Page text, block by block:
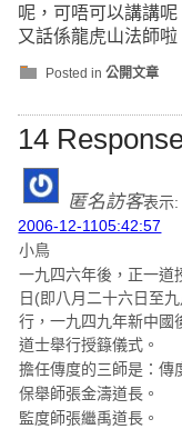
呢，可唔可以講講
又話係龍虎山法師啦
Posted in 公開文章
14
匿名訪客表示:
2006-12-1105:42:57
小鳥
一九四六年後，正一道
日(即八月二十六日至
行，一九四九年新中國
道士舉行授籙儀式。
擔任傳度的三師是：傳
保舉師張金濤道長。
監度師張繼禹道長。